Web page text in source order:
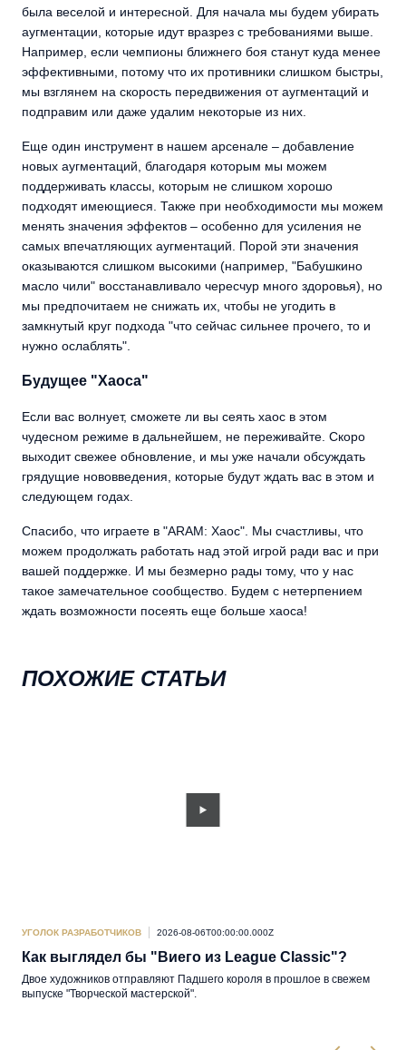
была веселой и интересной. Для начала мы будем убирать
аугментации, которые идут вразрез с требованиями выше.
Например, если чемпионы ближнего боя станут куда менее
эффективными, потому что их противники слишком быстры,
мы взглянем на скорость передвижения от аугментаций и
подправим или даже удалим некоторые из них.
Еще один инструмент в нашем арсенале – добавление
новых аугментаций, благодаря которым мы можем
поддерживать классы, которым не слишком хорошо
подходят имеющиеся. Также при необходимости мы можем
менять значения эффектов – особенно для усиления не
самых впечатляющих аугментаций. Порой эти значения
оказываются слишком высокими (например, "Бабушкино
масло чили" восстанавливало чересчур много здоровья), но
мы предпочитаем не снижать их, чтобы не угодить в
замкнутый круг подхода "что сейчас сильнее прочего, то и
нужно ослаблять".
Будущее "Хаоса"
Если вас волнует, сможете ли вы сеять хаос в этом
чудесном режиме в дальнейшем, не переживайте. Скоро
выходит свежее обновление, и мы уже начали обсуждать
грядущие нововведения, которые будут ждать вас в этом и
следующем годах.
Спасибо, что играете в "ARAM: Хаос". Мы счастливы, что
можем продолжать работать над этой игрой ради вас и при
вашей поддержке. И мы безмерно рады тому, что у нас
такое замечательное сообщество. Будем с нетерпением
ждать возможности посеять еще больше хаоса!
ПОХОЖИЕ СТАТЬИ
УГОЛОК РАЗРАБОТЧИКОВ 2026-08-06T00:00:00.000Z
Как выглядел бы "Виего из League Classic"?
Двое художников отправляют Падшего короля в прошлое в свежем
выпуске "Творческой мастерской".